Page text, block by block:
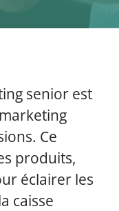
senior est
Ce
produits,
éclairer les
caisse